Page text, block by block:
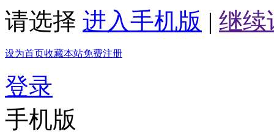
请选择 进入手机版 | 继续
设为首页收藏本站免费注册
登录
手机版